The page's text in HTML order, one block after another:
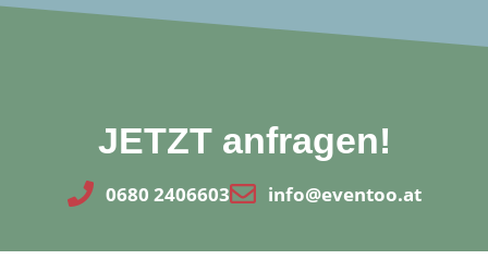
JETZT anfragen!
0680 2406603 info@eventoo.at